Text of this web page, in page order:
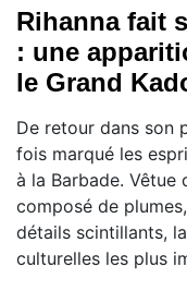
Rihanna fait
: une
le Grand
De retour dans son
fois marqué les
à la Barbade. Vêtue
composé de
détails scintillants,
culturelles les plus